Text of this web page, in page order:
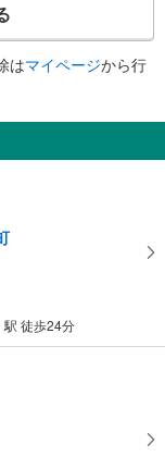
はマイページから行
駅 徒歩24分